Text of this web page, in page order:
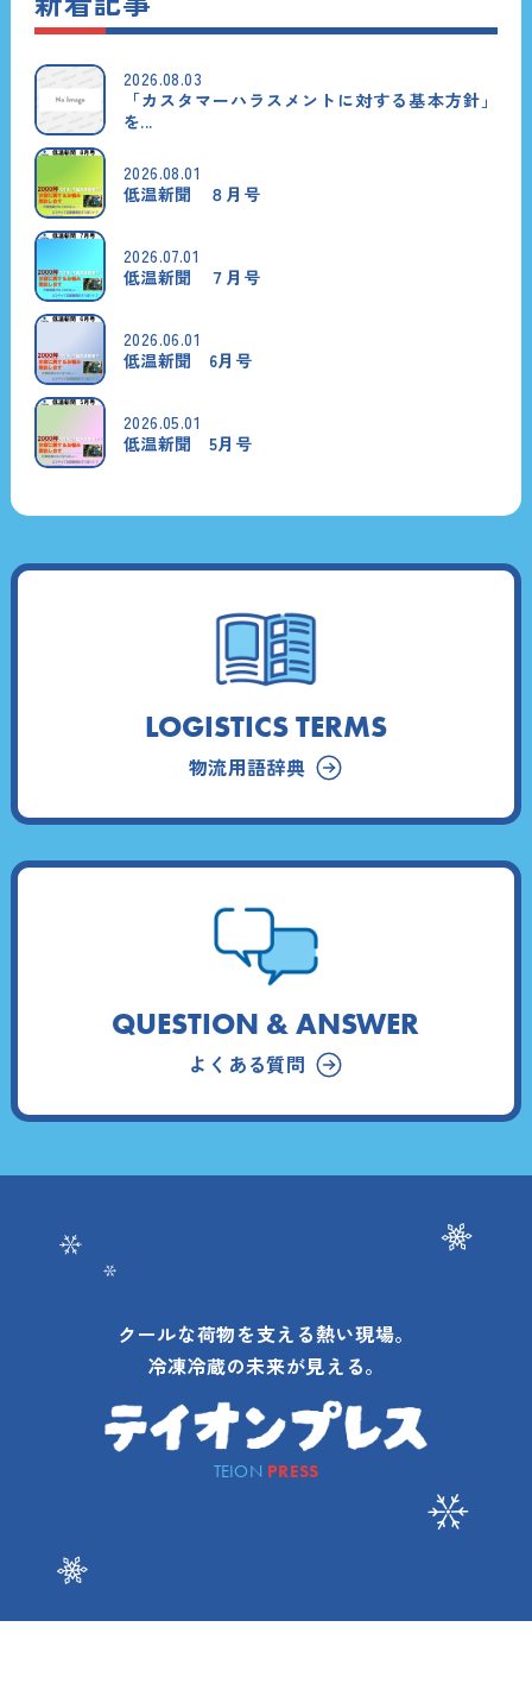
2026.08.03
「カスタマーハラスメントに対する基本方針」
を...
2026.08.01
低温新聞 ８月号
2026.07.01
低温新聞 ７月号
2026.06.01
低温新聞 6月号
2026.05.01
低温新聞 5月号
LOGISTICS TERMS
物流用語辞典
QUESTION & ANSWER
よくある質問
クールな荷物を支える熱い現場。
冷凍冷蔵の未来が見える。
TEION PRESS